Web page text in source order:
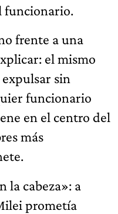
funcionario.
frente a una
el mismo
sin
funcionario
en el centro del
más
la cabeza»: a
prometía